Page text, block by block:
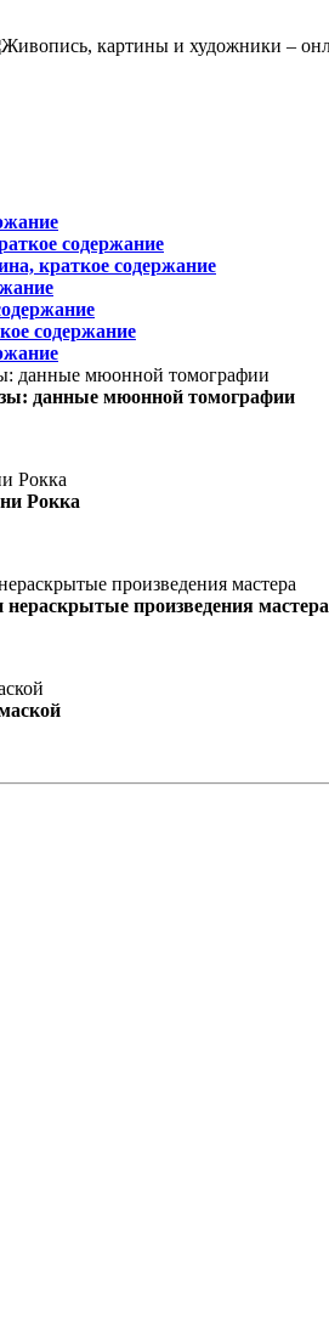
содержание
краткое содержание
содержание
данные мюонной томографии
Рокка
произведения мастера